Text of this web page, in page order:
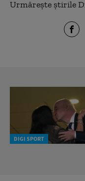
Urmărește știrile
DIGI SPORT